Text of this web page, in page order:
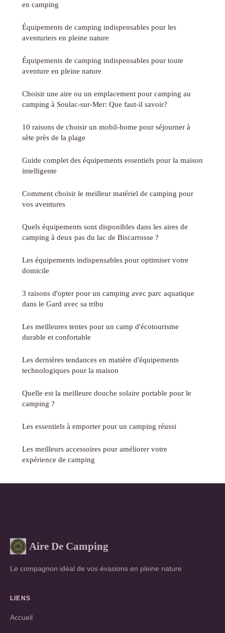
en camping
Équipements de camping indispensables pour les
aventuriers en pleine nature
Équipements de camping indispensables pour toute
aventure en pleine nature
Choisir une aire ou un emplacement pour camping au
camping à Soulac-sur-Mer: Que faut-il savoir?
10 raisons de choisir un mobil-home pour séjourner à
sète près de la plage
Guide complet des équipements essentiels pour la maison
intelligente
Comment choisir le meilleur matériel de camping pour
vos aventures
Quels équipements sont disponibles dans les aires de
camping à deux pas du lac de Biscarrosse ?
Les équipements indispensables pour optimiser votre
domicile
3 raisons d'opter pour un camping avec parc aquatique
dans le Gard avec sa tribu
Les meilleures tentes pour un camp d'écotourisme
durable et confortable
Les dernières tendances en matière d'équipements
technologiques pour la maison
Quelle est la meilleure douche solaire portable pour le
camping ?
Les essentiels à emporter pour un camping réussi
Les meilleurs accessoires pour améliorer votre
expérience de camping
Aire De Camping
Le compagnon idéal de vos évasions en pleine nature
LIENS
Accueil